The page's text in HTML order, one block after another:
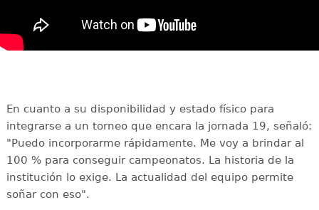
En cuanto a su disponibilidad y estado físico para
integrarse a un torneo que encara la jornada 19, señaló:
"Puedo incorporarme rápidamente. Me voy a brindar al
100 % para conseguir campeonatos. La historia de la
institución lo exige. La actualidad del equipo permite
soñar con eso".